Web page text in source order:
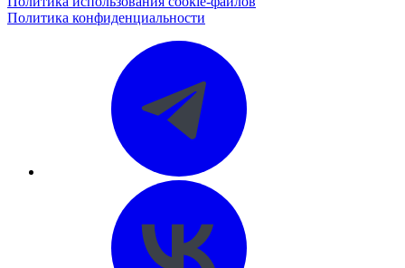
Политика конфиденциальности